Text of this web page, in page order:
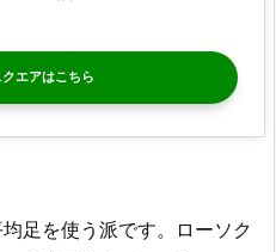
エア
足を使う派です。ローソク